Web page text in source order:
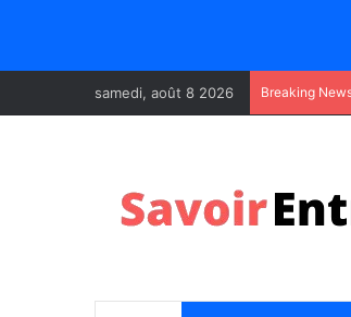
samedi, août 8 2026 Breaking